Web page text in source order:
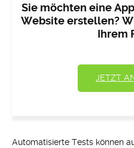
Sie möchten eine
Website erstellen?
Ihrem
JETZT
Automatisierte Tests können